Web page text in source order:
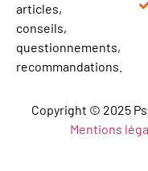
articles,
conseils,
questionnements,
recommandations.
Copyright © 2025
Mentions